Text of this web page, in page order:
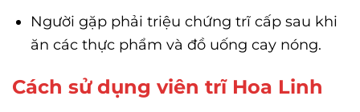
Người gặp phải triệu chứng trĩ cấp sau khi
ăn các thực phẩm và đồ uống cay nóng.
Cách sử dụng viên trĩ Hoa Linh